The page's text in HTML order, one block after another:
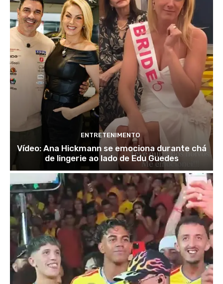
ENTRETENIMENTO
Vídeo: Ana Hickmann se emociona durante chá
de lingerie ao lado de Edu Guedes